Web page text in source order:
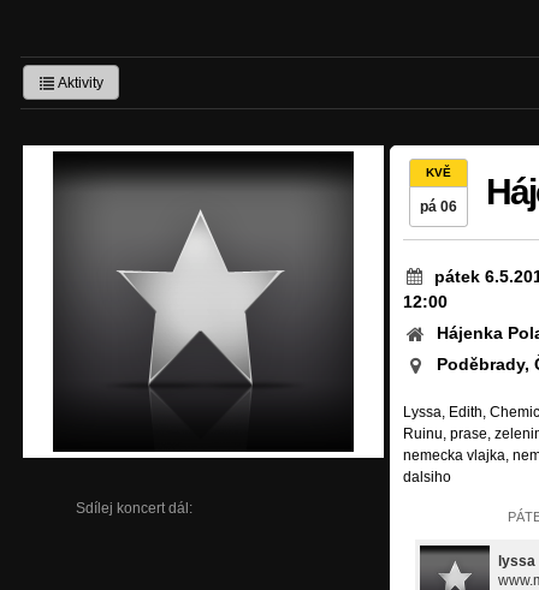
Aktivity
Sdílej koncert dál:
KVĚ
pá 06
pátek
12:00
Hájenka
Poděbrady,
Lyssa, Edith,
Ruinu, prase,
nemecka vlajka,
dalsiho
lyssa